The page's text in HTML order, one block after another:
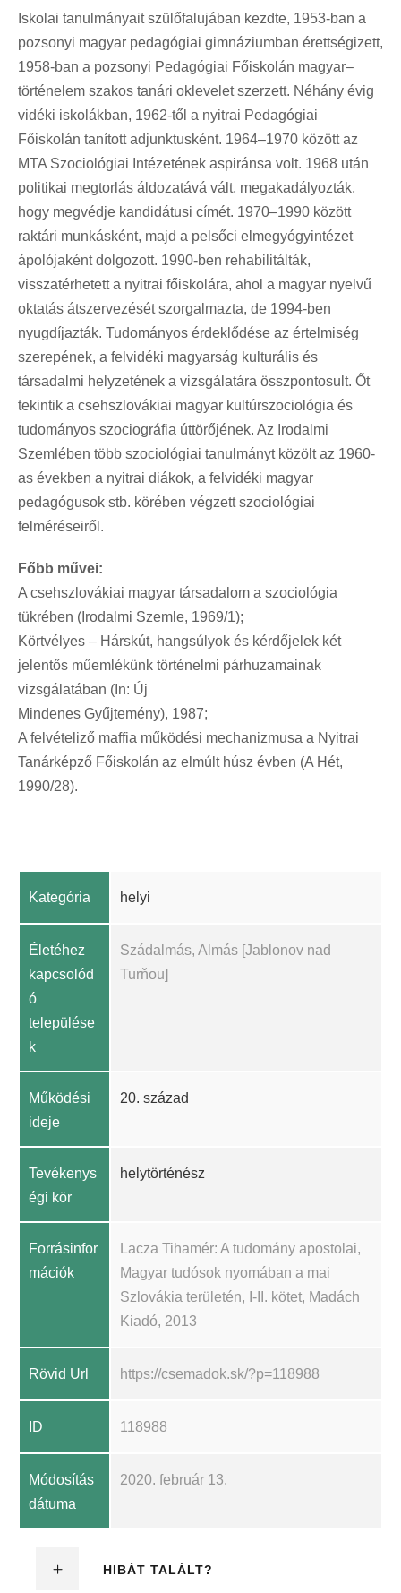
Iskolai tanulmányait szülőfalujában kezdte, 1953-ban a
pozsonyi magyar pedagógiai gimnáziumban érettségizett,
1958-ban a pozsonyi Pedagógiai Főiskolán magyar–
történelem szakos tanári oklevelet szerzett. Néhány évig
vidéki iskolákban, 1962-től a nyitrai Pedagógiai
Főiskolán tanított adjunktusként. 1964–1970 között az
MTA Szociológiai Intézetének aspiránsa volt. 1968 után
politikai megtorlás áldozatává vált, megakadályozták,
hogy megvédje kandidátusi címét. 1970–1990 között
raktári munkásként, majd a pelsőci elmegyógyintézet
ápolójaként dolgozott. 1990-ben rehabilitálták,
visszatérhetett a nyitrai főiskolára, ahol a magyar nyelvű
oktatás átszervezését szorgalmazta, de 1994-ben
nyugdíjazták. Tudományos érdeklődése az értelmiség
szerepének, a felvidéki magyarság kulturális és
társadalmi helyzetének a vizsgálatára összpontosult. Őt
tekintik a csehszlovákiai magyar kultúrszociológia és
tudományos szociográfia úttörőjének. Az Irodalmi
Szemlében több szociológiai tanulmányt közölt az 1960-
as években a nyitrai diákok, a felvidéki magyar
pedagógusok stb. körében végzett szociológiai
felméréseiről.
Főbb művei:
A csehszlovákiai magyar társadalom a szociológia
tükrében (Irodalmi Szemle, 1969/1);
Körtvélyes – Hárskút, hangsúlyok és kérdőjelek két
jelentős műemlékünk történelmi párhuzamainak
vizsgálatában (In: Új
Mindenes Gyűjtemény), 1987;
A felvételiző maffia működési mechanizmusa a Nyitrai
Tanárképző Főiskolán az elmúlt húsz évben (A Hét,
1990/28).
Kategória helyi
Életéhez
kapcsolód
ó
települése
k
Szádalmás, Almás [Jablonov nad
Turňou]
Működési
ideje
20. század
Tevékenys
égi kör
helytörténész
Forrásinfor
mációk
Lacza Tihamér: A tudomány apostolai,
Magyar tudósok nyomában a mai
Szlovákia területén, I-II. kötet, Madách
Kiadó, 2013
Rövid Url https://csemadok.sk/?p=118988
ID 118988
Módosítás
dátuma
2020. február 13.
HIBÁT TALÁLT?